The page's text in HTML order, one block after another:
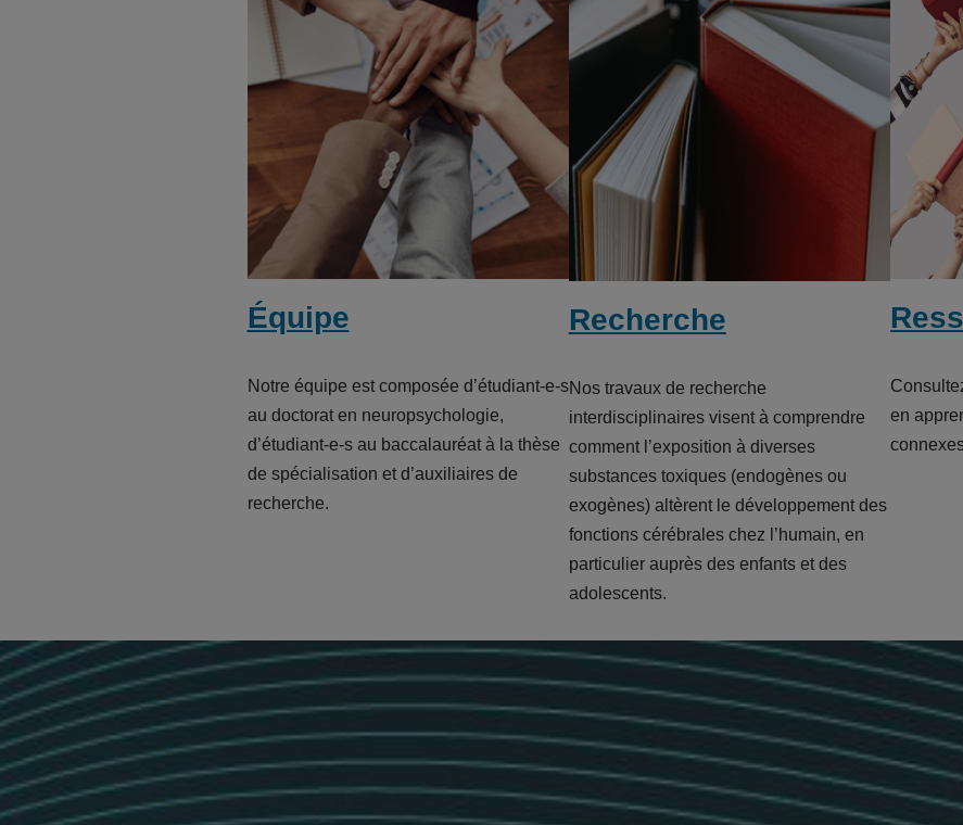
Équipe
Notre équipe est composée d’étudiant-e-s
au doctorat en neuropsychologie,
d’étudiant-e-s au baccalauréat à la thèse
de spécialisation et d’auxiliaires de
recherche.
Recherche
Nos travaux de recherche
interdisciplinaires visent à comprendre
comment l’exposition à diverses
substances toxiques (endogènes ou
exogènes) altèrent le développement des
fonctions cérébrales chez l’humain, en
particulier auprès des enfants et des
adolescents.
en